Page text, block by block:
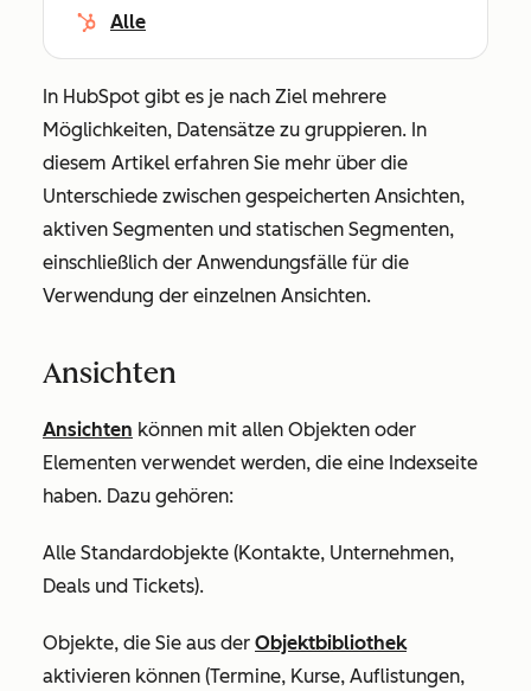
Alle
In HubSpot gibt es je nach Ziel mehrere
Möglichkeiten, Datensätze zu gruppieren. In
diesem Artikel erfahren Sie mehr über die
Unterschiede zwischen gespeicherten Ansichten,
aktiven Segmenten und statischen Segmenten,
einschließlich der Anwendungsfälle für die
Verwendung der einzelnen Ansichten.
Ansichten
Ansichten können mit allen Objekten oder
Elementen verwendet werden, die eine Indexseite
haben. Dazu gehören:
Alle Standardobjekte (Kontakte, Unternehmen,
Deals und Tickets).
Objekte, die Sie aus der Objektbibliothek
aktivieren können (Termine, Kurse, Auflistungen,